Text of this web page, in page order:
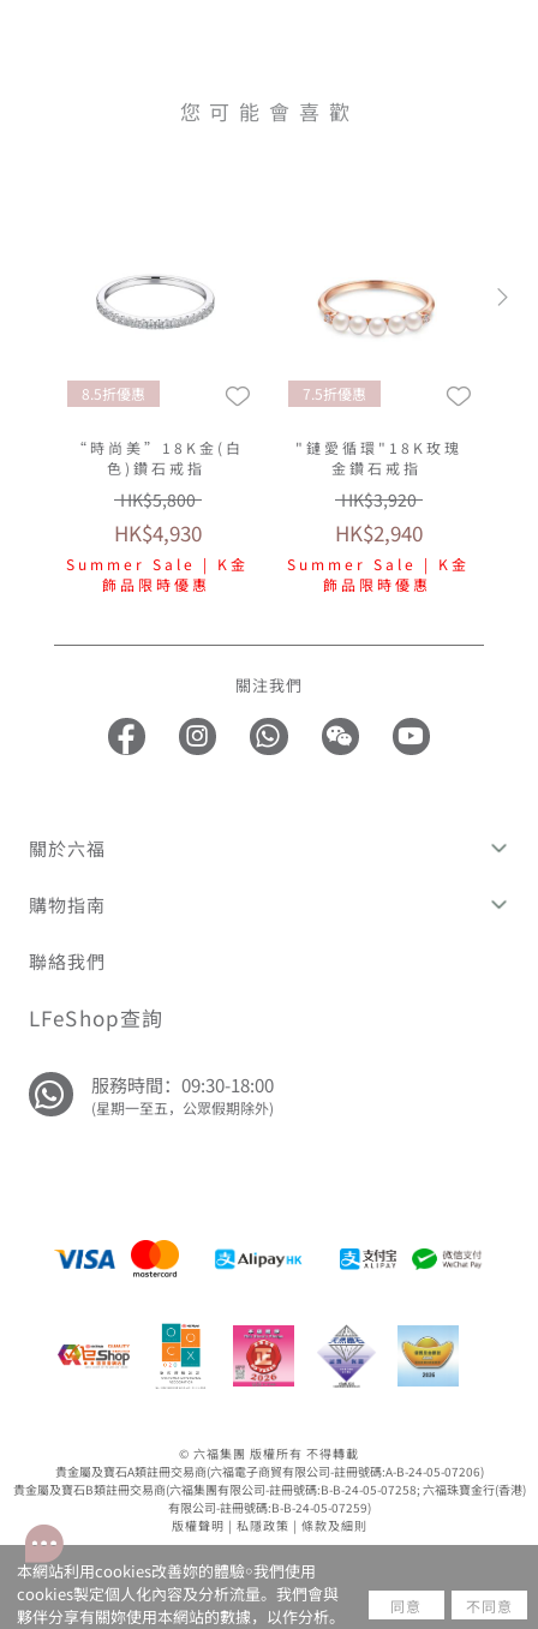
您可能會喜歡
8.5折優惠
“時尚美”18K金(白
色)鑽石戒指
HK$5,800
HK$4,930
Summer Sale | K金
飾品限時優惠
7.5折優惠
"鏈愛循環"18K玫瑰
金鑽石戒指
HK$3,920
HK$2,940
Summer Sale | K金
飾品限時優惠
關注我們
關於六福
購物指南
聯絡我們
LFeShop查詢
服務時間：09:30-18:00
(星期一至五，公眾假期除外)
© 六福集團 版權所有 不得轉載
貴金屬及寶石A類註冊交易商(六福電子商貿有限公司-註冊號碼:A-B-24-05-07206)
貴金屬及寶石B類註冊交易商(六福集團有限公司-註冊號碼:B-B-24-05-07258; 六福珠寶金行(香港)
有限公司-註冊號碼:B-B-24-05-07259)
版權聲明 | 私隱政策 | 條款及細則
本網站利用cookies改善妳的體驗￮我們使用
cookies製定個人化內容及分析流量。我們會與
夥伴分享有關妳使用本網站的數據，以作分析。
同意 不同意